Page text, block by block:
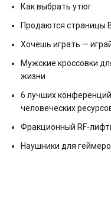
Как выбрать утюг
Продаются страницы
Хочешь играть —
Мужские кроссовки
жизни
6 лучших
человеческих
Фракционный RF-
Наушники для